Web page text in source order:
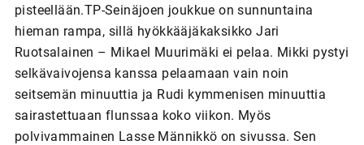
pisteellään.TP-Seinäjoen joukkue on sunnuntaina
hieman rampa, sillä hyökkääjäkaksikko Jari
Ruotsalainen – Mikael Muurimäki ei pelaa. Mikki pystyi
selkävaivojensa kanssa pelaamaan vain noin
seitsemän minuuttia ja Rudi kymmenisen minuuttia
sairastettuaan flunssaa koko viikon. Myös
polvivammainen Lasse Männikkö on sivussa. Sen